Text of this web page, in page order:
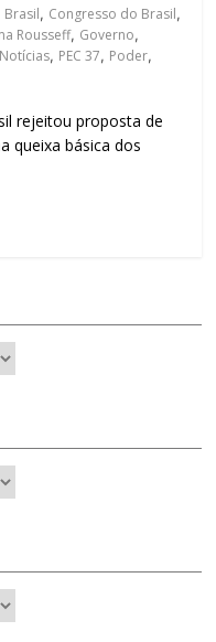
Brasil, Congresso do Brasil,
Rousseff, Governo,
Notícias, PEC 37, Poder,
rejeitou proposta de
queixa básica dos